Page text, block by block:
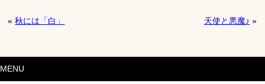
«秋には「白」 天使と悪魔♪ »
MENU